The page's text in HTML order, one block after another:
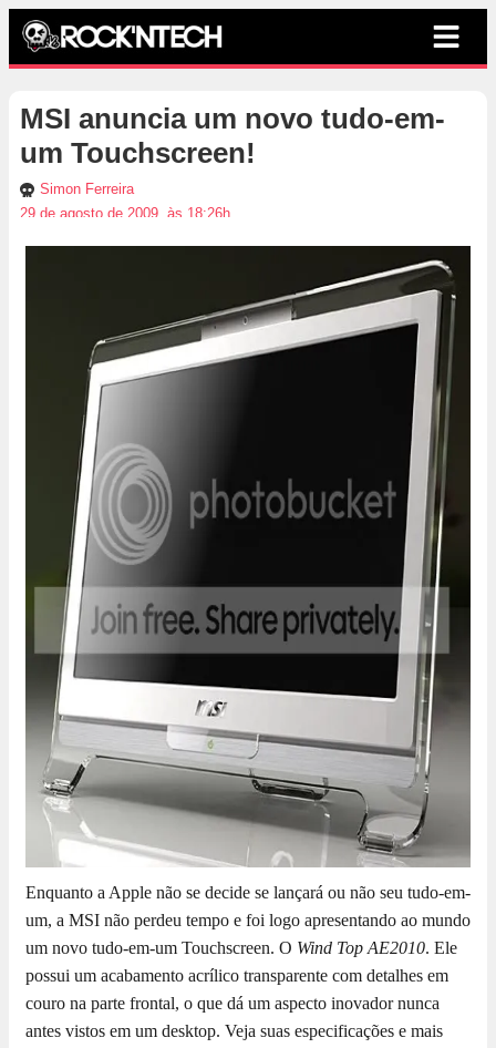
MSI anuncia um novo tudo-em-
um Touchscreen!
Simon Ferreira
29 de agosto de 2009, às 18:26h
Enquanto a Apple não se decide se lançará ou não seu tudo-em-
um, a MSI não perdeu tempo e foi logo apresentando ao mundo
um novo tudo-em-um Touchscreen. O Wind Top AE2010. Ele
possui um acabamento acrílico transparente com detalhes em
couro na parte frontal, o que dá um aspecto inovador nunca
antes vistos em um desktop. Veja suas especificações e mais